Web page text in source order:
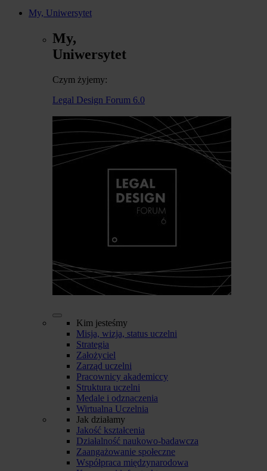
My, Uniwersytet
My,
Uniwersytet
Czym żyjemy:
Legal Design Forum 6.0
Kim jesteśmy
Misja, wizja, status uczelni
Strategia
Założyciel
Zarząd uczelni
Pracownicy akademiccy
Struktura uczelni
Medale i odznaczenia
Wirtualna Uczelnia
Jak działamy
Jakość kształcenia
Działalność naukowo-badawcza
Zaangażowanie społeczne
Współpraca międzynarodowa